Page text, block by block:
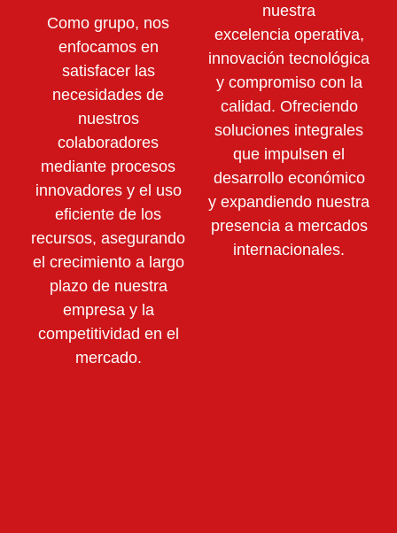
Como grupo, nos
enfocamos en
satisfacer las
necesidades de
nuestros
colaboradores
mediante procesos
innovadores y el uso
eficiente de los
recursos, asegurando
el crecimiento a largo
plazo de nuestra
empresa y la
competitividad en el
mercado.
nuestra
excelencia operativa,
innovación tecnológica
y compromiso con la
calidad. Ofreciendo
soluciones integrales
que impulsen el
desarrollo económico
y expandiendo nuestra
presencia a mercados
internacionales.